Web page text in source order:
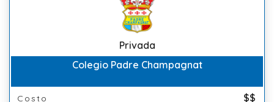
Privada
Colegio Padre Champagnat
Costo $$